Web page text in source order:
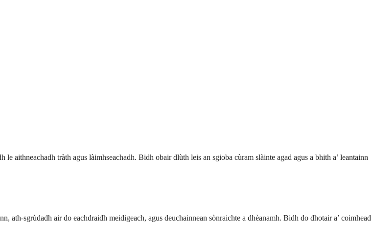
aithneachadh tràth agus làimhseachadh. Bidh obair dlùth leis an sgioba cùram slàinte agad agus a bhith a’ leantainn
ath-sgrùdadh air do eachdraidh meidigeach, agus deuchainnean sònraichte a dhèanamh. Bidh do dhotair a’ coimhead